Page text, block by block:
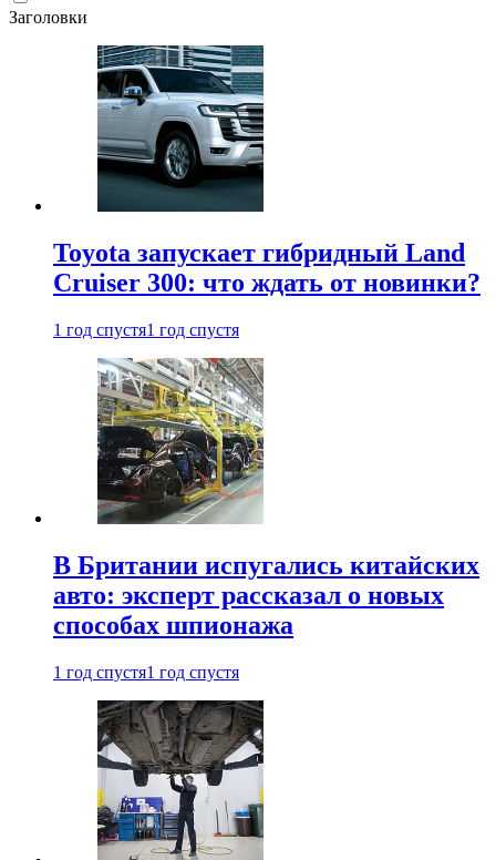
Заголовки
Toyota запускает гибридный Land
Cruiser 300: что ждать от новинки?
1 год спустя1 год спустя
В Британии испугались китайских
авто: эксперт рассказал о новых
способах шпионажа
1 год спустя1 год спустя